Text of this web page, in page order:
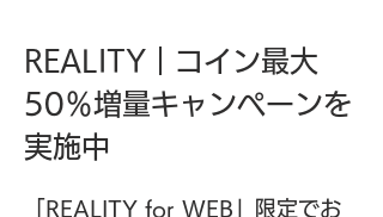
REALITY｜コイン最大
50％増量キャンペーンを
実施中
「REALITY for WEB」限定でお